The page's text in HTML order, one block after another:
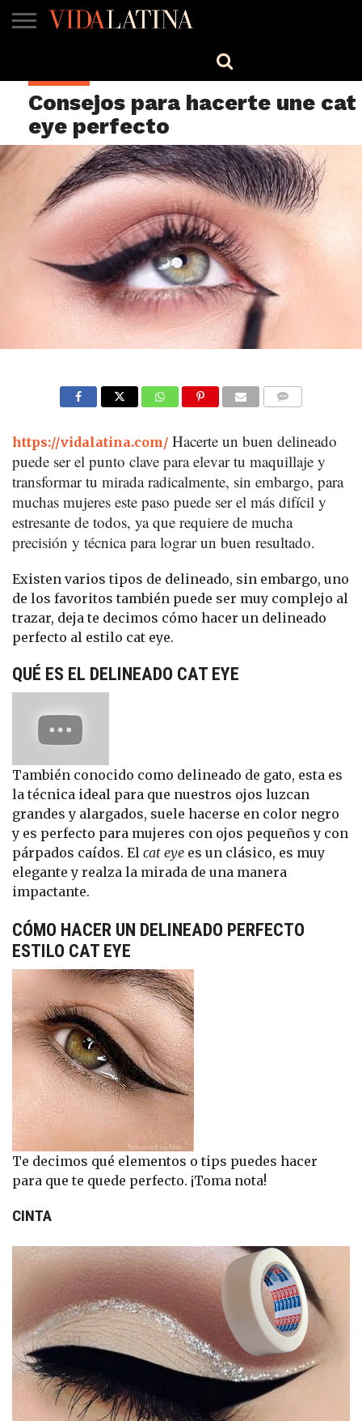
TV
Consejos para hacerte une cat
eye perfecto
https://vidalatina.com/Hacerte un buen delineado
puede ser el punto clave para elevar tu maquillaje y
transformar tu mirada radicalmente, sin embargo, para
muchas mujeres este paso puede ser el más difícil y
estresante de todos, ya que requiere de mucha
precisión y técnica para lograr un buen resultado.
Existen varios tipos de delineado, sin embargo, uno
de los favoritos también puede ser muy complejo al
trazar, deja te decimos cómo hacer un delineado
perfecto al estilo cat eye.
QUÉ ES EL DELINEADO CAT EYE
También conocido como delineado de gato, esta es
la técnica ideal para que nuestros ojos luzcan
grandes y alargados, suele hacerse en color negro
y es perfecto para mujeres con ojos pequeños y con
párpados caídos. Elcat eye es un clásico, es muy
elegante y realza la mirada de una manera
impactante.
CÓMO HACER UN DELINEADO PERFECTO
ESTILO CAT EYE
Te decimos qué elementos o tips puedes hacer
para que te quede perfecto. ¡Toma nota!
CINTA